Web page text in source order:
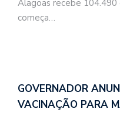
Alagoas recebe 104.490
começa…
GOVERNADOR
VACINAÇÃO PARA